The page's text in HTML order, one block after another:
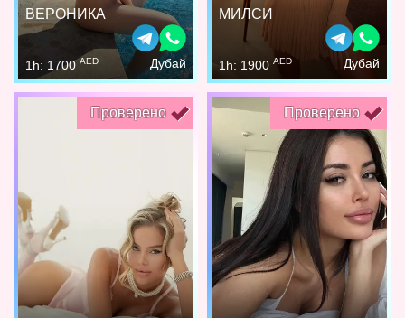
ВЕРОНИКА
1h: 1700 AED Дубай
МИЛСИ
1h: 1900 AED Дубай
Проверено Проверено